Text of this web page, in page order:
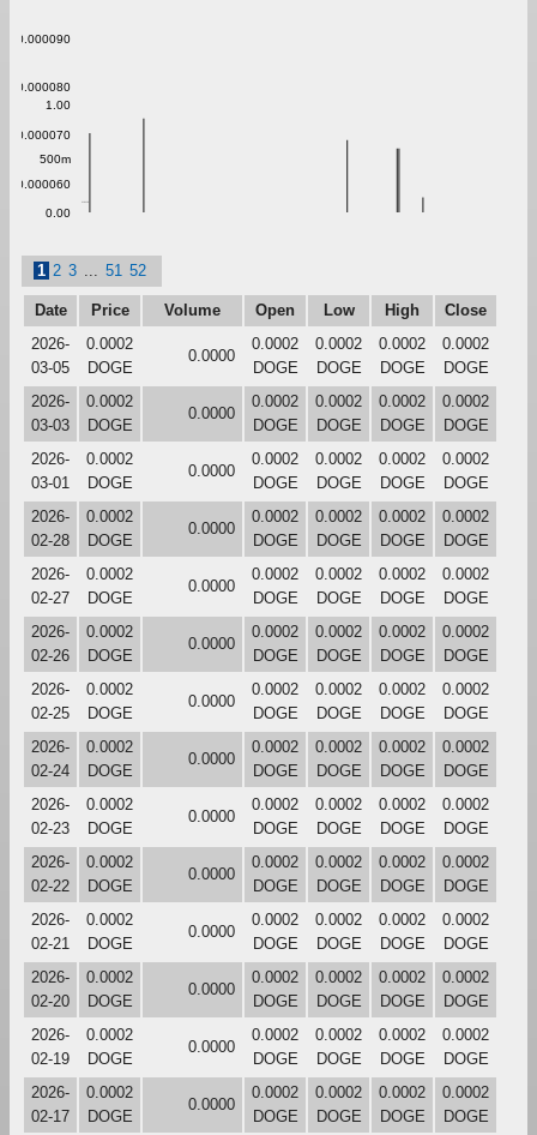
0.000060
0.000070
0.000080
0.000090
0.00
500m
1.00
1 2 3 51 52
Date Price Volume Open Low High
Close
2026-
03-05
0.0002
DOGE
0.0000
0.0002
DOGE
0.0002
DOGE
0.0002
DOGE
0.0002
DOGE
2026-
03-03
0.0002
DOGE
0.0000
0.0002
DOGE
0.0002
DOGE
0.0002
DOGE
0.0002
DOGE
2026-
03-01
0.0002
DOGE
0.0000
0.0002
DOGE
0.0002
DOGE
0.0002
DOGE
0.0002
DOGE
2026-
02-28
0.0002
DOGE
0.0000
0.0002
DOGE
0.0002
DOGE
0.0002
DOGE
0.0002
DOGE
2026-
02-27
0.0002
DOGE
0.0000
0.0002
DOGE
0.0002
DOGE
0.0002
DOGE
0.0002
DOGE
2026-
02-26
0.0002
DOGE
0.0000
0.0002
DOGE
0.0002
DOGE
0.0002
DOGE
0.0002
DOGE
2026-
02-25
0.0002
DOGE
0.0000
0.0002
DOGE
0.0002
DOGE
0.0002
DOGE
0.0002
DOGE
2026-
02-24
0.0002
DOGE
0.0000
0.0002
DOGE
0.0002
DOGE
0.0002
DOGE
0.0002
DOGE
2026-
02-23
0.0002
DOGE
0.0000
0.0002
DOGE
0.0002
DOGE
0.0002
DOGE
0.0002
DOGE
2026-
02-22
0.0002
DOGE
0.0000
0.0002
DOGE
0.0002
DOGE
0.0002
DOGE
0.0002
DOGE
2026-
02-21
0.0002
DOGE
0.0000
0.0002
DOGE
0.0002
DOGE
0.0002
DOGE
0.0002
DOGE
2026-
02-20
0.0002
DOGE
0.0000
0.0002
DOGE
0.0002
DOGE
0.0002
DOGE
0.0002
DOGE
2026-
02-19
0.0002
DOGE
0.0000
0.0002
DOGE
0.0002
DOGE
0.0002
DOGE
0.0002
DOGE
2026-
02-17
0.0002
DOGE
0.0000
0.0002
DOGE
0.0002
DOGE
0.0002
DOGE
0.0002
DOGE